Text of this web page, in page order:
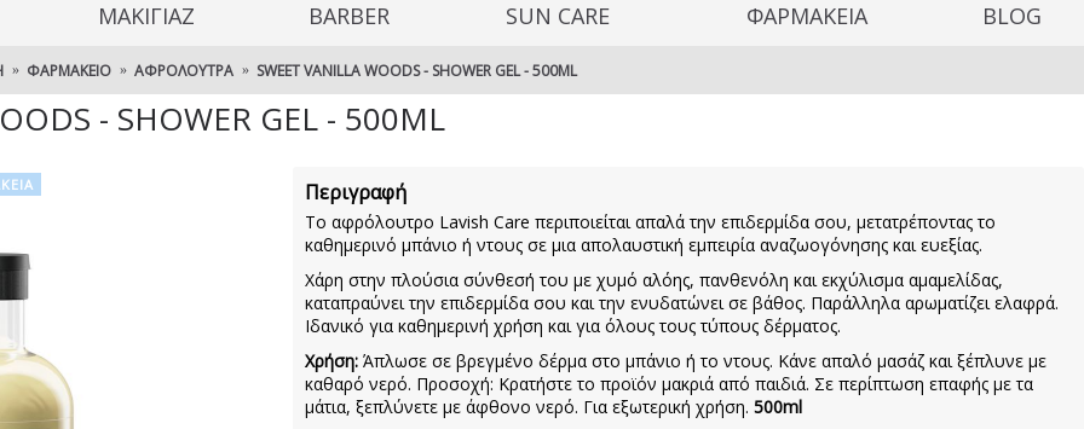
ΜΑΚΙΓΙΑΖ BARBER SUN CARE ΦΑΡΜΑΚΕΙΑ BLOG
ΦΑΡΜΑΚΕΊΟ ΑΦΡΌΛΟΥΤΡΑ SWEET VANILLA WOODS - SHOWER GEL - 500ML
- SHOWER GEL - 500ML
Περιγραφή
Το αφρόλουτρο Lavish Care περιποιείται απαλά την επιδερμίδα σου, μετατρέποντας το
καθημερινό μπάνιο ή ντους σε μια απολαυστική εμπειρία αναζωογόνησης και ευεξίας.
Χάρη στην πλούσια σύνθεσή του με χυμό αλόης, πανθενόλη και εκχύλισμα αμαμελίδας,
καταπραύνει την επιδερμίδα σου και την ενυδατώνει σε βάθος. Παράλληλα αρωματίζει ελαφρά.
Ιδανικό για καθημερινή χρήση και για όλους τους τύπους δέρματος.
Χρήση: Άπλωσε σε βρεγμένο δέρμα στο μπάνιο ή το ντους. Κάνε απαλό μασάζ και ξέπλυνε με
καθαρό νερό. Προσοχή: Κρατήστε το προϊόν μακριά από παιδιά. Σε περίπτωση επαφής με τα
μάτια, ξεπλύνετε με άφθονο νερό. Για εξωτερική χρήση. 500ml